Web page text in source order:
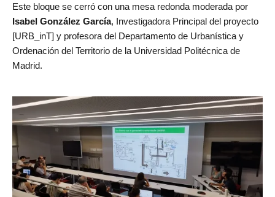
Este bloque se cerró con una mesa redonda moderada por
Isabel González García, Investigadora Principal del proyecto
[URB_inT] y profesora del Departamento de Urbanística y
Ordenación del Territorio de la Universidad Politécnica de
Madrid.